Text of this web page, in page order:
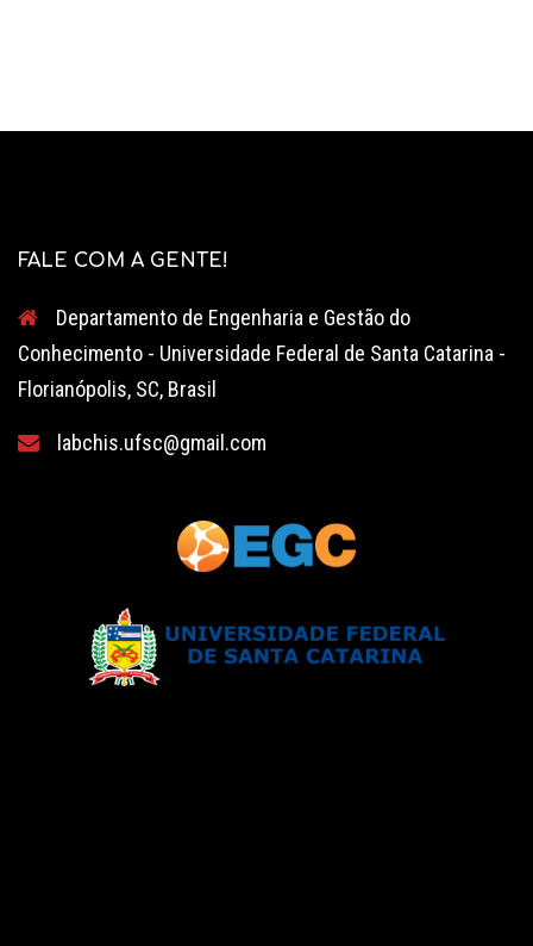
FALE COM A GENTE!
Departamento de Engenharia e Gestão do
Conhecimento - Universidade Federal de Santa Catarina -
Florianópolis, SC, Brasil
labchis.ufsc@gmail.com